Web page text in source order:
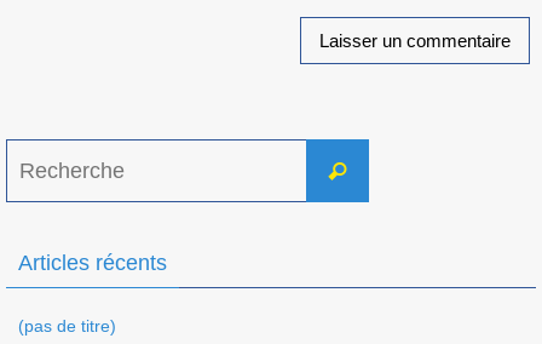
Recherche
Articles récents
(pas de titre)